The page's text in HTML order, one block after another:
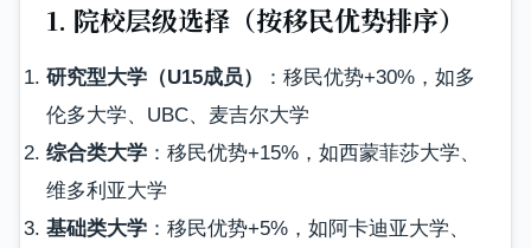
1. 院校层级选择（按移民优势排序）
研究型大学（U15成员）
：移民优势+30%，如多
伦多大学、UBC、麦吉尔大学
综合类大学 ：移民优势+15%，如西蒙菲莎大学、
维多利亚大学
基础类大学 ：移民优势+5%，如阿卡迪亚大学、